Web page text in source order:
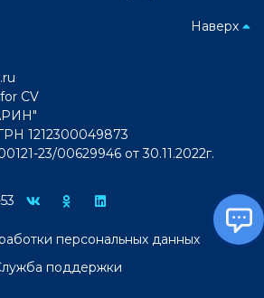
Наверх
for CV
1212300049873
23/00629946 от 30.11.2022г.
персональных данных
поддержки